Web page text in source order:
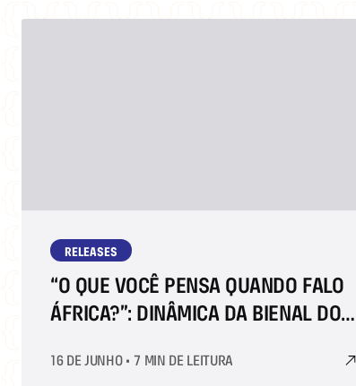
RELEASES
“O QUE VOCÊ PENSA QUANDO FALO
ÁFRICA?”: DINÂMICA DA BIENAL DO
ESTEREÓTIPOS
16 DE JUNHO •7 MIN DE LEITURA